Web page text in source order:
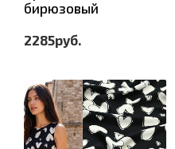
бирюзовый
2285руб.